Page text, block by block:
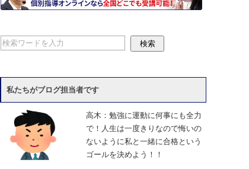
私たちがブログ担当者です
高木：勉強に運動に何事にも全力
で！人生は一度きりなので悔いの
ないように私と一緒に合格という
ゴールを決めよう！！